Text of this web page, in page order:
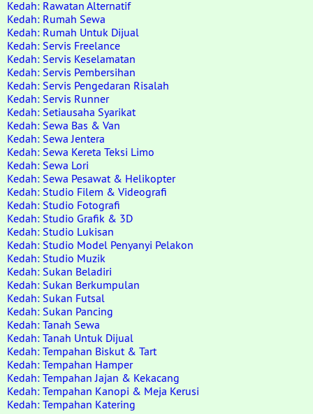
Kedah: Rawatan Alternatif
Kedah: Rumah Sewa
Kedah: Rumah Untuk Dijual
Kedah: Servis Freelance
Kedah: Servis Keselamatan
Kedah: Servis Pembersihan
Kedah: Servis Pengedaran Risalah
Kedah: Servis Runner
Kedah: Setiausaha Syarikat
Kedah: Sewa Bas & Van
Kedah: Sewa Jentera
Kedah: Sewa Kereta Teksi Limo
Kedah: Sewa Lori
Kedah: Sewa Pesawat & Helikopter
Kedah: Studio Filem & Videografi
Kedah: Studio Fotografi
Kedah: Studio Grafik & 3D
Kedah: Studio Lukisan
Kedah: Studio Model Penyanyi Pelakon
Kedah: Studio Muzik
Kedah: Sukan Beladiri
Kedah: Sukan Berkumpulan
Kedah: Sukan Futsal
Kedah: Sukan Pancing
Kedah: Tanah Sewa
Kedah: Tanah Untuk Dijual
Kedah: Tempahan Biskut & Tart
Kedah: Tempahan Hamper
Kedah: Tempahan Jajan & Kekacang
Kedah: Tempahan Kanopi & Meja Kerusi
Kedah: Tempahan Katering